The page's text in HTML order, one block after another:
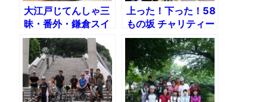
大江戸じてんしゃ三
昧・番外・鎌倉スイ
ーツVol.1
上った！下った！58
もの坂 チャリティー
ライド 大江戸じてん
しゃ三昧・坂編